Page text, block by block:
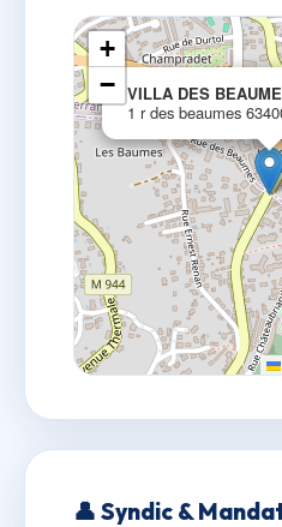
VILLA DES
1 r des beaumes
+
−
👤 Syndic &